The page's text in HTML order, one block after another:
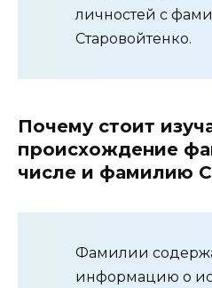
личностей с
Старовойтенко.
Почему стоит
происхождение
числе и фамилию
Фамилии
информацию о